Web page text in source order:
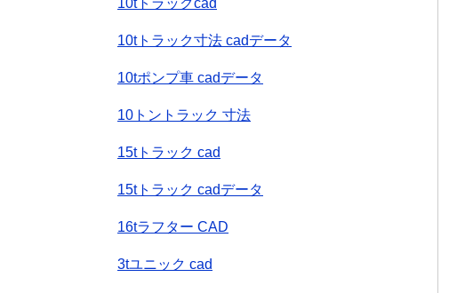
10tトラックcad
10tトラック寸法 cadデータ
10tポンプ車 cadデータ
10トントラック 寸法
15tトラック cad
15tトラック cadデータ
16tラフター CAD
3tユニック cad